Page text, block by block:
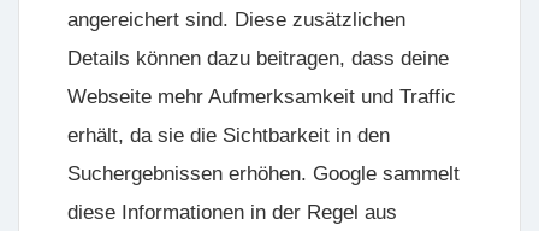
angereichert sind. Diese zusätzlichen
Details können dazu beitragen, dass deine
Webseite mehr Aufmerksamkeit und Traffic
erhält, da sie die Sichtbarkeit in den
Suchergebnissen erhöhen. Google sammelt
diese Informationen in der Regel aus